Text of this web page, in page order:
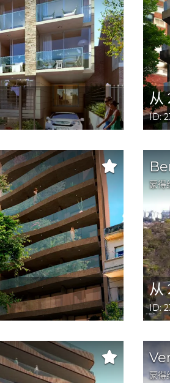
从
ID:
蒙得
从
ID:
蒙得